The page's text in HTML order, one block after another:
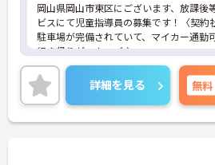
岡山県岡山市東区にございます、放課後
ビスにて児童指導員の募集です！〈契約
駐車場が完備されていて、マイカー通勤
行き帰りがスムーズ♪
賞与・昇給制度あり！頑張りをしっかり
いるので、モチベーションを保ちやすい
ご興味のある方は、マイナビ介護職まで
せください。
詳細を見る 無料